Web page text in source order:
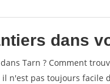
dans
Tarn ? Comment
n'est pas toujours facile